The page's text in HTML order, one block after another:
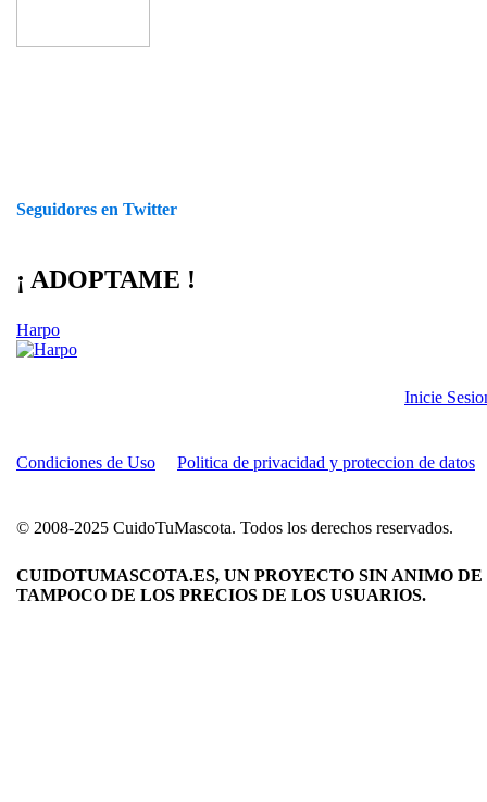
Seguidores en Twitter
¡ ADOPTAME !
Harpo
Inicie
Condiciones de Uso Politica de privacidad y proteccion de datos
© 2008-2025 CuidoTuMascota. Todos los derechos reservados.
CUIDOTUMASCOTA.ES, UN PROYECTO SIN ANIMO
TAMPOCO DE LOS PRECIOS DE LOS USUARIOS.